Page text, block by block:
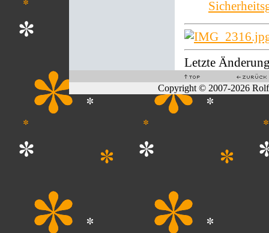
Letzte
Copyright © 2007-2026